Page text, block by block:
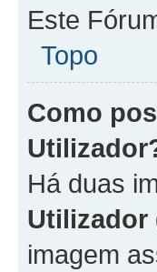
Este
Topo
Como
Utilizador
Há duas
Utilizador
imagem